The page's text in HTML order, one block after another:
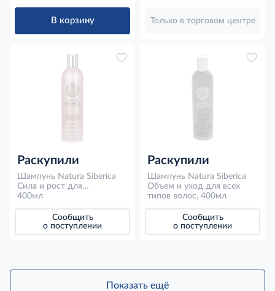
В корзину Только в торговом центре
Раскупили
Шампунь Natura Siberica
Сила и рост для
окрашенных и
400мл
Сообщить
о поступлении
Раскупили
Шампунь Natura Siberica
Объем и уход для всех
типов волос, 400мл
Сообщить
о поступлении
Показать ещё